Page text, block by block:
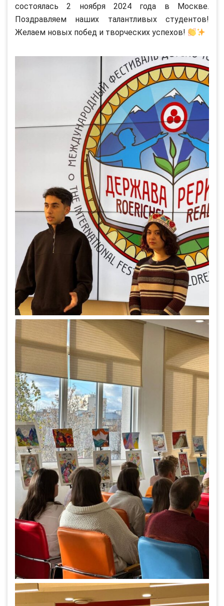
состоялась 2 ноября 2024 года в Москве.
Поздравляем наших талантливых студентов!
Желаем новых побед и творческих успехов!